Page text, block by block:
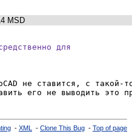
MSD
для
не ставится, с такой-
- XML - Clone This Bug - Top of page